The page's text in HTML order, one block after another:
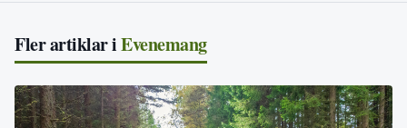
Fler artiklar iEvenemang